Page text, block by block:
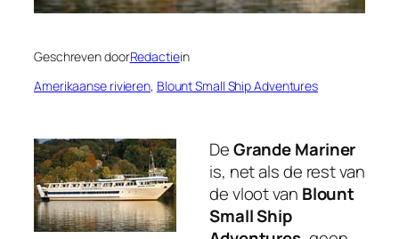
Geschreven doorRedactiein
Amerikaanse rivieren, Blount Small Ship Adventures
DeGrande Mariner
is, net als de rest van
de vloot van Blount
Small Ship